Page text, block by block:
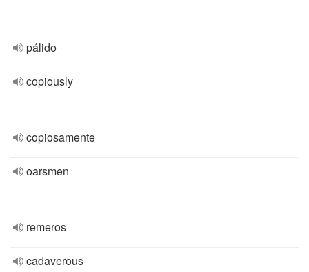
pálido
copiously
copiosamente
oarsmen
remeros
cadaverous